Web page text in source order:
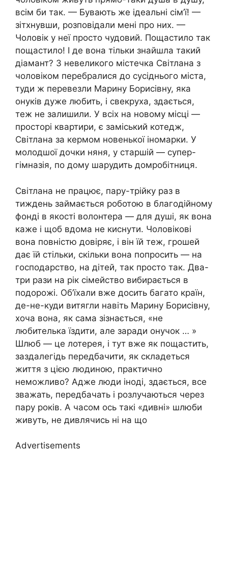
всім би так. — Бувають же ідеальні сім’ї! —
зітхнувши, розповідали мені про них. —
Чоловік у неї просто чудовий. Пощастило так
пощастило! І де вона тільки знайшла такий
діамант? З невеликого містечка Світлана з
чоловіком перебралися до сусіднього міста,
туди ж перевезли Марину Борисівну, яка
онуків дуже любить, і свекруха, здається,
теж не залишили. У всіх на новому місці —
просторі квартири, є заміський котедж,
Світлана за кермом новенької іномарки. У
молодшої дочки няня, у старшій — супер-
гімназія, по дому шарудить домробітниця.
Світлана не працює, пару-трійку раз в
тиждень займається роботою в благодійному
фонді в якості волонтера — для душі, як вона
каже і щоб вдома не киснути. Чоловікові
вона повністю довіряє, і він їй теж, грошей
дає їй стільки, скільки вона попросить — на
господарство, на дітей, так просто так. Два-
три рази на рік сімейство вибирається в
подорожі. Об’їхали вже досить багато країн,
де-не-куди витягли навіть Марину Борисівну,
хоча вона, як сама зізнається, «не
любителька їздити, але заради онучок … »
Шлюб — це лотерея, і тут вже як пощастить,
заздалегідь передбачити, як складеться
життя з цією людиною, практично
неможливо? Адже люди іноді, здається, все
зважать, передбачать і розлучаються через
пару років. А часом ось такі «дивні» шлюби
живуть, не дивлячись ні на що
Advertisements